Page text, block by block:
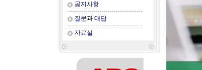
공지사항
질문과 대답
자료실